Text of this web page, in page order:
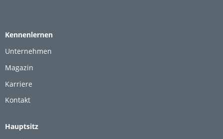
Kennenlernen
Unternehmen
Magazin
Karriere
Kontakt
Hauptsitz